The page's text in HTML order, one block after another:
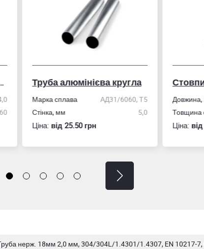
Труба алюмінієва кругла
Марка сплава
АД31/6060, Т5
Стінка, мм
5,0
Ціна:вiд 25.50 грн
Довжина, м
Товщина
Ціна:вiд
нерж. 18мм 2,0 мм, 304/304L/1.4301/1.4307, EN 10217-7,